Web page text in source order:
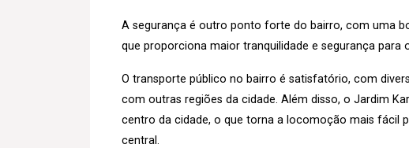
A segurança é outro ponto forte do bairro, com uma
que proporciona maior tranquilidade e segurança para
O transporte público no bairro é satisfatório, com
com outras regiões da cidade. Além disso, o Jardim
centro da cidade, o que torna a locomoção mais fácil
central.